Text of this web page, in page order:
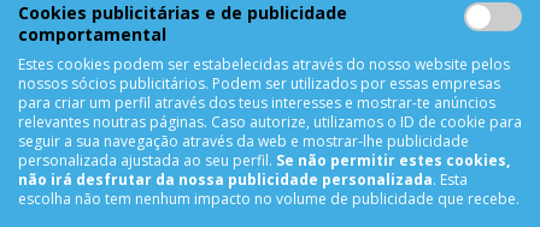
Solicitar uma Devolução
Expedição
Utilização de Cookies
NEWSLETTER
Cookies publicitárias e de publicidade
comportamental
Estes cookies podem ser estabelecidas através do nosso website pelos
nossos sócios publicitários. Podem ser utilizados por essas empresas
para criar um perfil através dos teus interesses e mostrar-te anúncios
relevantes noutras páginas. Caso autorize, utilizamos o ID de cookie para
seguir a sua navegação através da web e mostrar-lhe publicidade
personalizada ajustada ao seu perfil. Se não permitir estes cookies,
não irá desfrutar da nossa publicidade personalizada. Esta
escolha não tem nenhum impacto no volume de publicidade que recebe.